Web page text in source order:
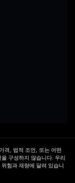
격, 법적 조언, 또는 어떤
구성하지 않습니다. 우리
험과 재량에 달려 있습니